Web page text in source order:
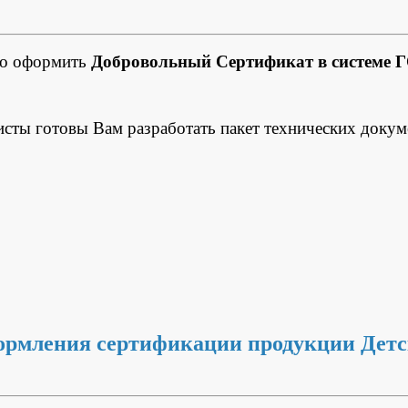
оформить Добровольный Сертификат в системе
готовы Вам разработать пакет технических
сертификации продукции